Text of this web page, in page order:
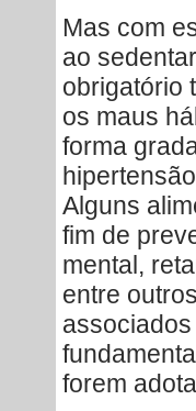
Mas com
ao
obrigatório
os maus
forma
Alguns
fim de
mental,
entre
forem